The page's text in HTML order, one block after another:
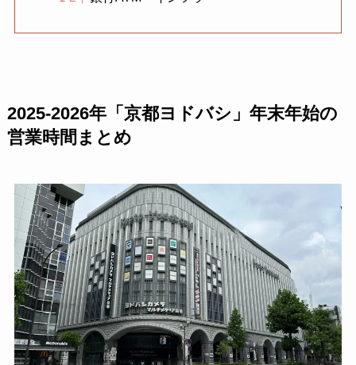
2025-2026年「京都ヨドバシ」年末年始の
営業時間まとめ